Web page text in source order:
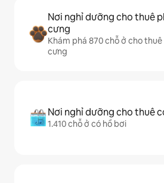
Nơi nghỉ dưỡng cho thuê
cưng
Khám phá 870 chỗ ở cho
cưng
Nơi nghỉ dưỡng cho thuê
1.410 chỗ ở có hồ bơi